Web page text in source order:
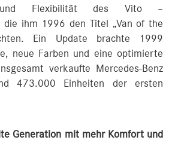
und Flexibilität des Vito –
die ihm 1996 den Titel „Van of the
Ein Update brachte 1999
neue Farben und eine optimierte
verkaufte Mercedes‑Benz
473.000 Einheiten der ersten
Generation mit mehr Komfort und